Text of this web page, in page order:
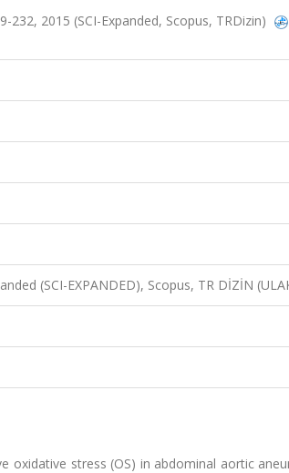
232, 2015 (SCI-Expanded, Scopus, TRDizin)
(SCI-EXPANDED), Scopus, TR DİZİN
stress (OS) in abdominal aortic